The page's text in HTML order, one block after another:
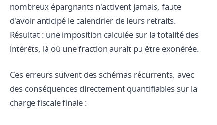
nombreux épargnants n'activent jamais, faute
d'avoir anticipé le calendrier de leurs retraits.
Résultat : une imposition calculée sur la totalité des
intérêts, là où une fraction aurait pu être exonérée.
Ces erreurs suivent des schémas récurrents, avec
des conséquences directement quantifiables sur la
charge fiscale finale :